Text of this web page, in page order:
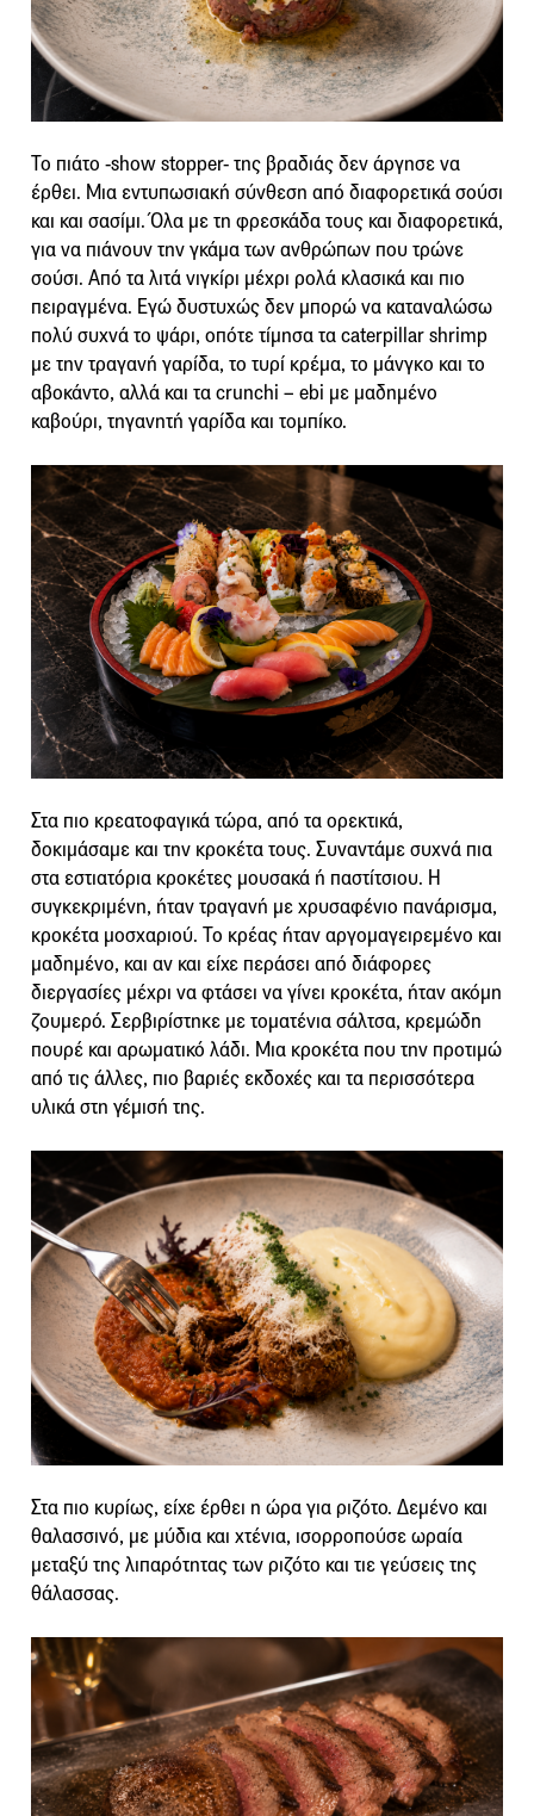
Το πιάτο -show stopper- της βραδιάς δεν άργησε να
έρθει. Μια εντυπωσιακή σύνθεση από διαφορετικά σούσι
και και σασίμι. Όλα με τη φρεσκάδα τους και διαφορετικά,
για να πιάνουν την γκάμα των ανθρώπων που τρώνε
σούσι. Από τα λιτά νιγκίρι μέχρι ρολά κλασικά και πιο
πειραγμένα. Εγώ δυστυχώς δεν μπορώ να καταναλώσω
πολύ συχνά το ψάρι, οπότε τίμησα τα caterpillar shrimp
με την τραγανή γαρίδα, το τυρί κρέμα, το μάνγκο και το
αβοκάντο, αλλά και τα crunchi – ebi με μαδημένο
καβούρι, τηγανητή γαρίδα και τομπίκο.
Στα πιο κρεατοφαγικά τώρα, από τα ορεκτικά,
δοκιμάσαμε και την κροκέτα τους. Συναντάμε συχνά πια
στα εστιατόρια κροκέτες μουσακά ή παστίτσιου. Η
συγκεκριμένη, ήταν τραγανή με χρυσαφένιο πανάρισμα,
κροκέτα μοσχαριού. Το κρέας ήταν αργομαγειρεμένο και
μαδημένο, και αν και είχε περάσει από διάφορες
διεργασίες μέχρι να φτάσει να γίνει κροκέτα, ήταν ακόμη
ζουμερό. Σερβιρίστηκε με τοματένια σάλτσα, κρεμώδη
πουρέ και αρωματικό λάδι. Μια κροκέτα που την προτιμώ
από τις άλλες, πιο βαριές εκδοχές και τα περισσότερα
υλικά στη γέμισή της.
Στα πιο κυρίως, είχε έρθει η ώρα για ριζότο. Δεμένο και
θαλασσινό, με μύδια και χτένια, ισορροπούσε ωραία
μεταξύ της λιπαρότητας των ριζότο και τιε γεύσεις της
θάλασσας.